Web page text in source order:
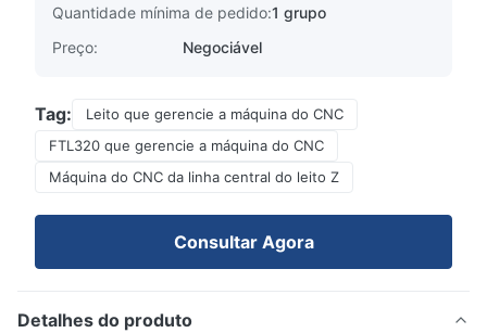
Quantidade mínima de pedido:1 grupo
Preço:
Negociável
Tag:
Leito que gerencie a máquina do CNC
FTL320 que gerencie a máquina do CNC
Máquina do CNC da linha central do leito Z
Consultar Agora
Detalhes do produto